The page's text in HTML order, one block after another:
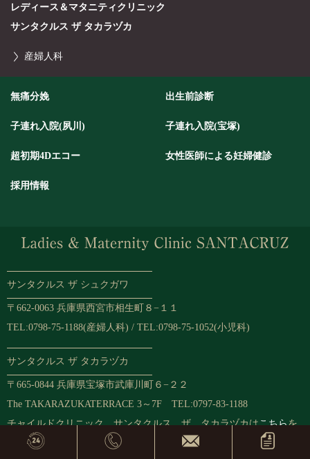
レディース＆マタニティクリニック
サンタクルス ザ タカラヅカ
産婦人科
無痛分娩 出生前診断
子連れ入院(夙川) 子連れ入院(宝塚)
超初期4Dエコー 女性医師による妊婦健診
採用情報
サンタクルス ザ シュクガワ
〒662-0063 兵庫県西宮市相生町８−１１
TEL:0798-75-1188(産婦人科) / TEL:0798-75-1052(小児科)
サンタクルス ザ タカラヅカ
〒665-0844 兵庫県宝塚市武庫川町６−２２
The TAKARAZUKATERRACE 3～7F TEL:0797-83-1188
チャイルドクリニック サンタクルス ザ タカラヅカはこちらを
ご確認ください